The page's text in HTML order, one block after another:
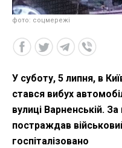
фото: соцмережі
У суботу, 5 липня, в
стався вибух
вулиці Варненській.
постраждав
госпіталізовано